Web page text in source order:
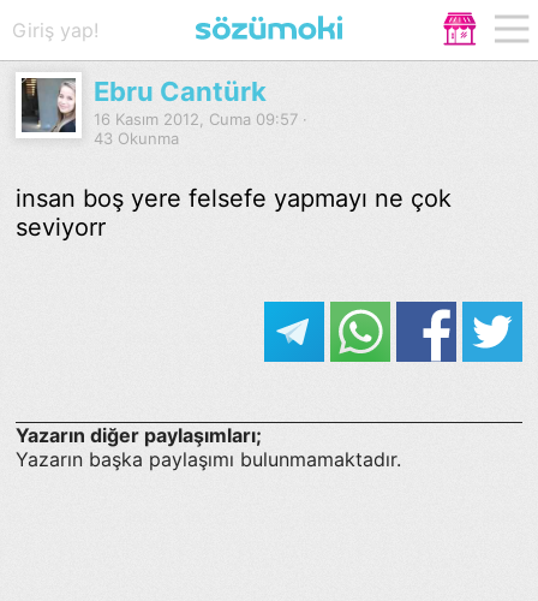
Giriş yap!
Ebru Cantürk
16 Kasım 2012, Cuma 09:57 ·
43 Okunma
insan boş yere felsefe yapmayı ne çok
seviyorr
Yazarın diğer paylaşımları;
Yazarın başka paylaşımı bulunmamaktadır.